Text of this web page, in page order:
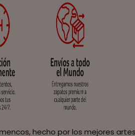
hecho por los mejores